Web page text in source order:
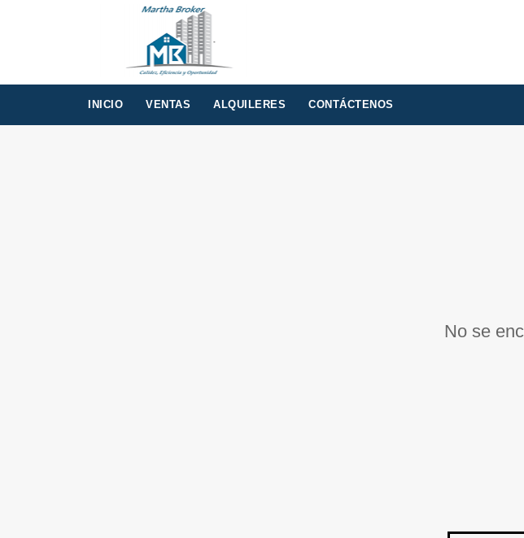
INICIO VENTAS ALQUILERES CONTÁCTENOS
No se